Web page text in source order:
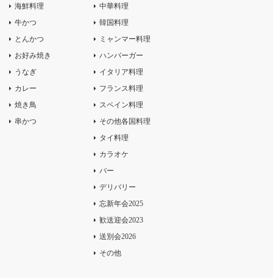
海鮮料理
牛かつ
とんかつ
お好み焼き
うなぎ
カレー
焼き鳥
串かつ
中華料理
韓国料理
ミャンマー料理
ハンバーガー
イタリア料理
フランス料理
スペイン料理
その他各国料理
タイ料理
カラオケ
バー
デリバリー
忘新年会2025
歓送迎会2023
送別会2026
その他